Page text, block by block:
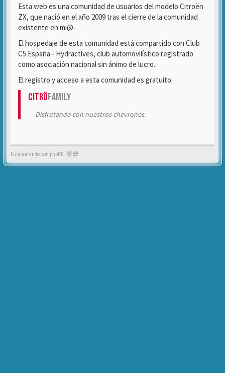
Esta web es una comunidad de usuarios del modelo Citroën
ZX, que nació en el año 2009 tras el cierre de la comunidad
existente en mi@.
El hospedaje de esta comunidad está compartido con Club
C5 España - Hydractives, club automovilístico registrado
como asociación nacional sin ánimo de lucro.
El registro y acceso a esta comunidad es gratuito.
CitröFamily
Disfrutando con nuestros chevrones.
Funcionando con phpBB -